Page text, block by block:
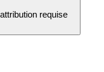
requise